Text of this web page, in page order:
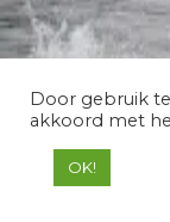
Door gebruik
akkoord met
OK!